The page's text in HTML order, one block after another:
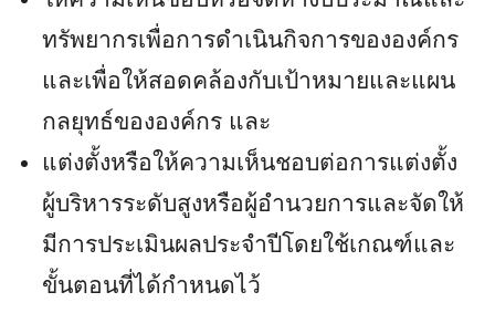
ทรัพยากรเพื่อการดำเนินกิจการขององค์กร
และเพื่อให้สอดคล้องกับเป้าหมายและแผน
กลยุทธ์ขององค์กร และ
แต่งตั้งหรือให้ความเห็นชอบต่อการแต่งตั้ง
ผู้บริหารระดับสูงหรือผู้อำนวยการและจัดให้
มีการประเมินผลประจำปีโดยใช้เกณฑ์และ
ขั้นตอนที่ได้กำหนดไว้